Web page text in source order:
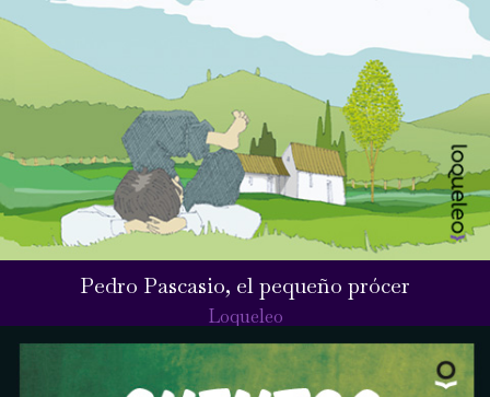
Pedro Pascasio, el pequeño prócer
Loqueleo